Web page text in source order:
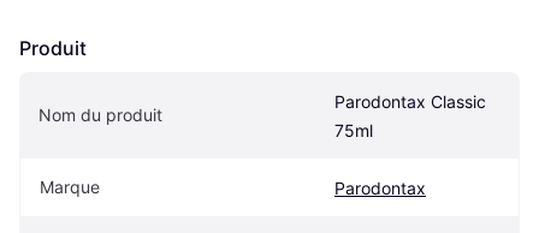
Produit
Nom du produit
Parodontax Classic
75ml
Marque Parodontax